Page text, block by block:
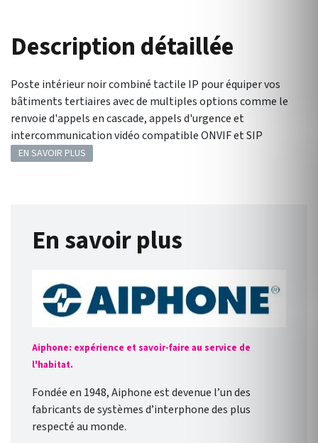
Description détaillée
Poste intérieur noir combiné tactile IP pour équiper vos
bâtiments tertiaires avec de multiples options comme le
renvoie d'appels en cascade, appels d'urgence et
intercommunication vidéo compatible ONVIF et SIP
EN SAVOIR PLUS
En savoir plus
Aiphone: expérience et savoir-faire au service de
l'habitat.
Fondée en 1948, Aiphone est devenue l’un des
fabricants de systèmes d’interphone des plus
respecté au monde.